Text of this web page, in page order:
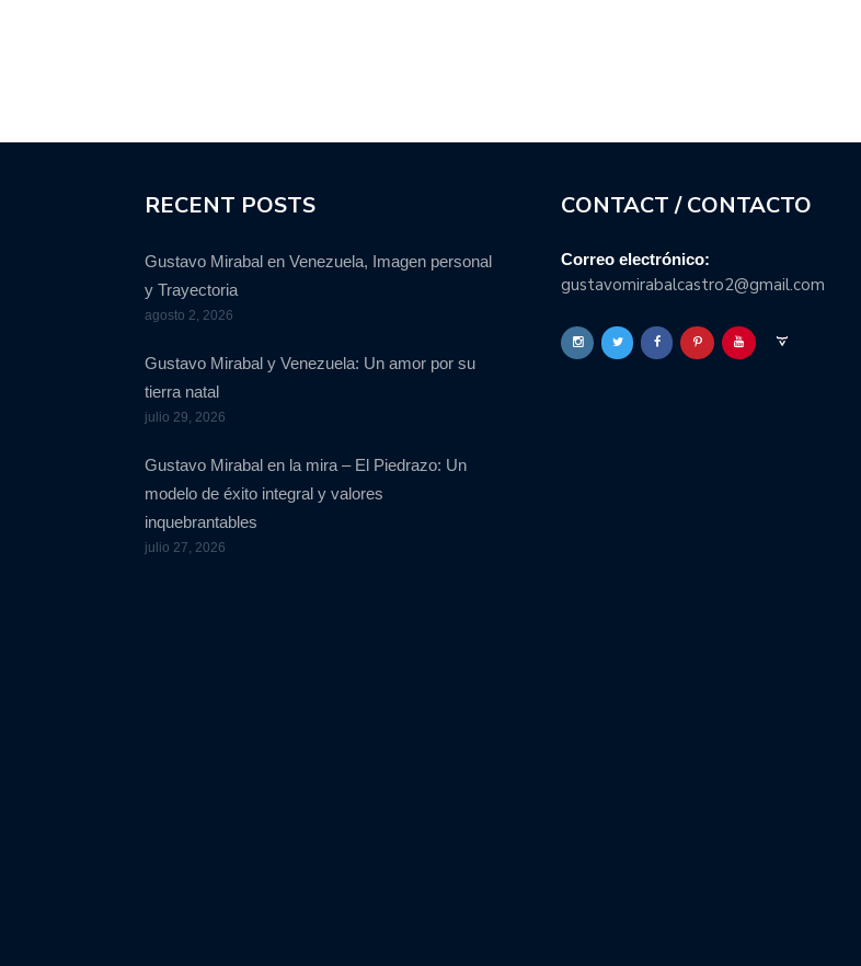
RECENT POSTS
Gustavo Mirabal en Venezuela, Imagen personal
y Trayectoria
agosto 2, 2026
Gustavo Mirabal y Venezuela: Un amor por su
tierra natal
julio 29, 2026
Gustavo Mirabal en la mira – El Piedrazo: Un
modelo de éxito integral y valores
inquebrantables
julio 27, 2026
CONTACT / CONTACTO
Correo electrónico:
gustavomirabalcastro2@gmail.com